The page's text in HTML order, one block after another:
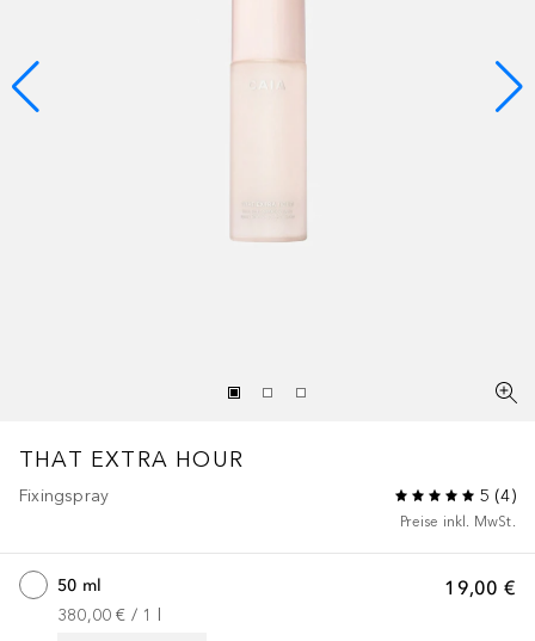
THAT EXTRA HOUR
Fixingspray 5 (4)
Preise inkl. MwSt.
19,00 €
50 ml
380,00 € / 1